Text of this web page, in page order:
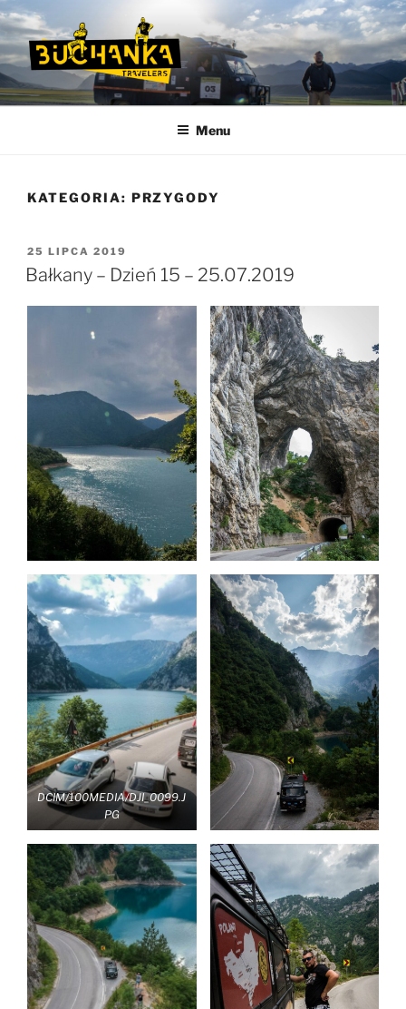
Przejdź
do
treści
BUCHANKA
Podróżnicy inni niż wszyscy…
Menu
KATEGORIA: PRZYGODY
OPUBLIKOWANE
W
25 LIPCA 2019
Bałkany – Dzień 15 – 25.07.2019
DCIM/100MEDIA/DJI_0099.J
PG